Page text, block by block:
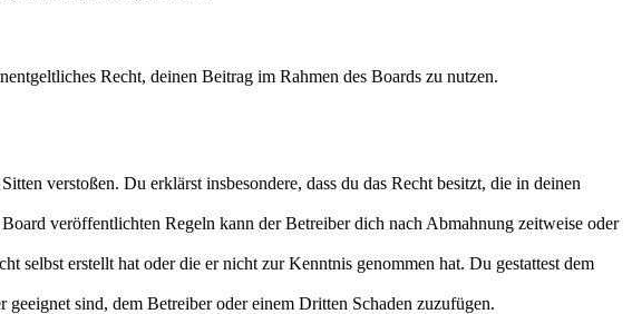
Recht, deinen Beitrag im Rahmen des Boards zu nutzen.
verstoßen. Du erklärst insbesondere, dass du das Recht besitzt, die in deinen
veröffentlichten Regeln kann der Betreiber dich nach Abmahnung zeitweise oder
erstellt hat oder die er nicht zur Kenntnis genommen hat. Du gestattest dem
sind, dem Betreiber oder einem Dritten Schaden zuzufügen.